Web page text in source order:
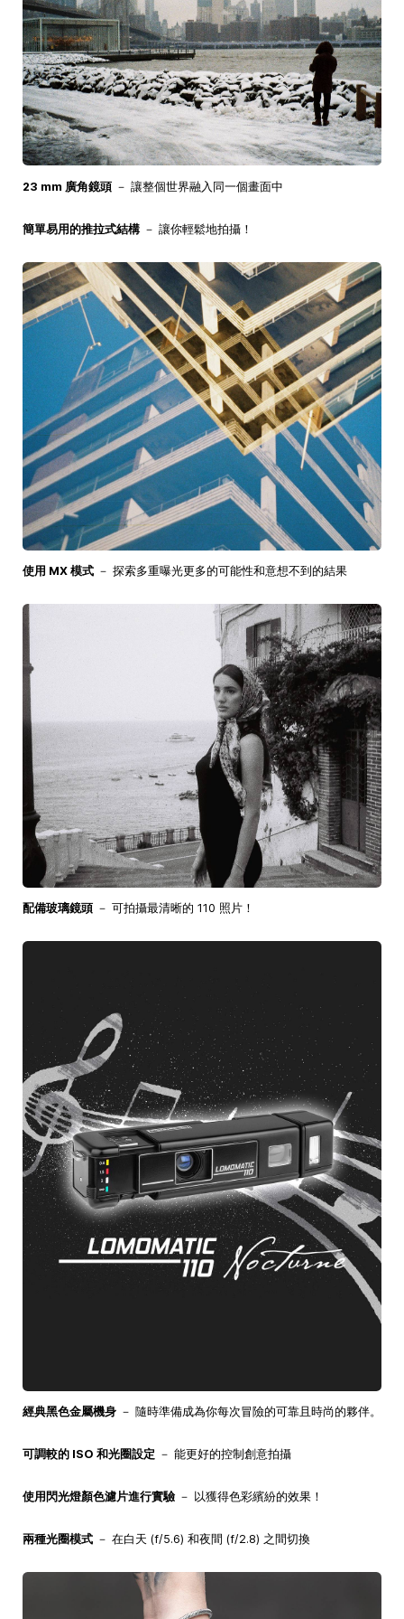
23 mm 廣角鏡頭 － 讓整個世界融入同一個畫面中
簡單易用的推拉式結構 － 讓你輕鬆地拍攝！
使用 MX 模式 － 探索多重曝光更多的可能性和意想不到的結果
配備玻璃鏡頭 － 可拍攝最清晰的 110 照片！
經典黑色金屬機身 － 隨時準備成為你每次冒險的可靠且時尚的夥伴。
可調較的 ISO 和光圈設定 － 能更好的控制創意拍攝
使用閃光燈顏色濾片進行實驗 － 以獲得色彩繽紛的效果！
兩種光圈模式 － 在白天 (f/5.6) 和夜間 (f/2.8) 之間切換